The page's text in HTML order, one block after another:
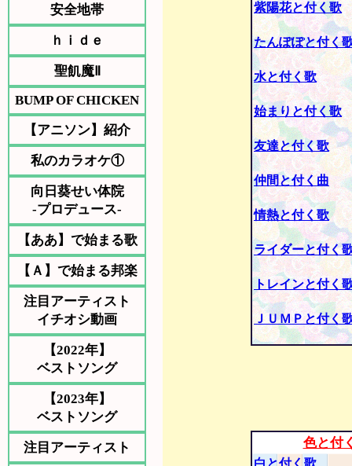
安全地帯
ｈｉｄｅ
聖飢魔Ⅱ
BUMP OF CHICKEN
【アニソン】紹介
私のカラオケ①
向日葵せい体院
-プロデュース-
【ああ】で始まる歌
【Ａ】で始まる邦楽
注目アーティスト
イチオシ動画
【2022年】
ベストソング
【2023年】
ベストソング
注目アーティスト
紫陽花と付く歌
たんぽぽと付く
水と付く歌
始まりと付く歌
友達と付く歌
仲間と付く曲
情熱と付く歌
ライダーと付く
トレインと付く
ＪＵＭＰと付く
色と付
白と付く歌